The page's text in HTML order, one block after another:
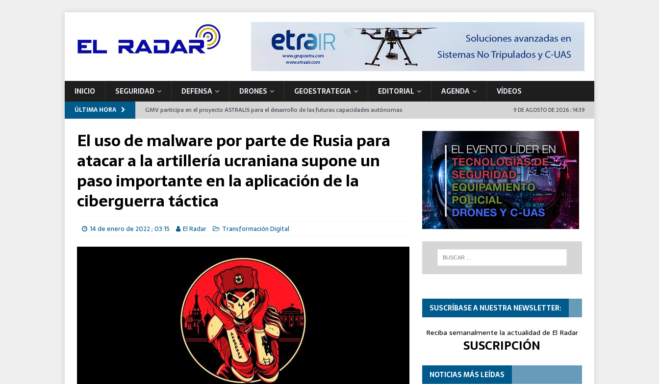
INICIO SEGURIDAD DEFENSA DRONES GEOESTRATEGIA EDITORIAL AGENDA VÍDEOS
ÚLTIMA HORA
GMV participa en el proyecto ASTRALIS para el desarrollo de las futuras capacidades autónomas
Indra impulsa una nueva planta de producción de vehículos militares en A Coruña
Airbus entrega a Francia el primer NH90 para operaciones especiales que también funcionará en
España
Defensa se compromete con la soberanía tecnológica y la seguridad movilizando nuevos
El Destacamento Aéreo Táctico ‘Paznic’ asume el liderazgo en la misión de Policía Aérea
9 DE AGOSTO DE 2026 ; 14:39
El uso de malware por parte de Rusia para
atacar a la artillería ucraniana supone un
paso importante en la aplicación de la
ciberguerra táctica
14 de enero de 2022 ; 03:15 El Radar Transformación Digital
SUSCRÍBASE A NUESTRA NEWSLETTER:
Reciba semanalmente la actualidad de El Radar
SUSCRIPCIÓN
NOTICIAS MÁS LEÍDAS